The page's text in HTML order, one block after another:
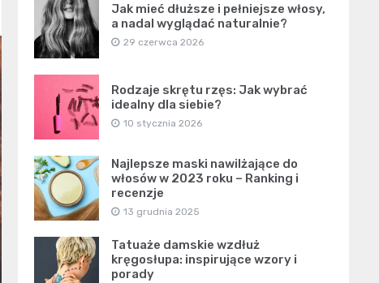
Jak mieć dłuższe i pełniejsze włosy,
a nadal wyglądać naturalnie?
29 czerwca 2026
Rodzaje skrętu rzęs: Jak wybrać
idealny dla siebie?
10 stycznia 2026
Najlepsze maski nawilżające do
włosów w 2023 roku – Ranking i
recenzje
13 grudnia 2025
Tatuaże damskie wzdłuż
kręgosłupa: inspirujące wzory i
porady